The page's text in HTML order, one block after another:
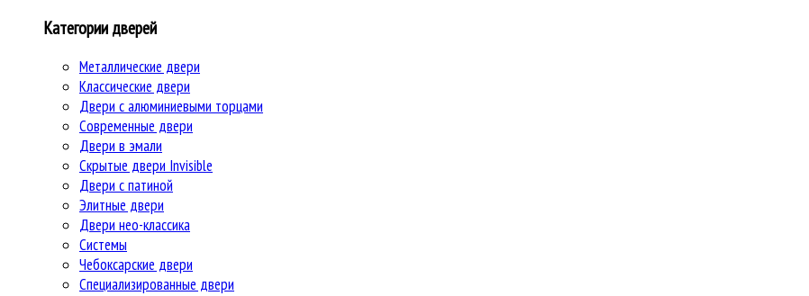
Категории дверей
Металлические двери
Классические двери
Двери c алюминиевыми торцами
Современные двери
Двери в эмали
Скрытые двери Invisible
Двери с патиной
Элитные двери
Двери нео-классика
Системы
Чебоксарские двери
Специализированные двери